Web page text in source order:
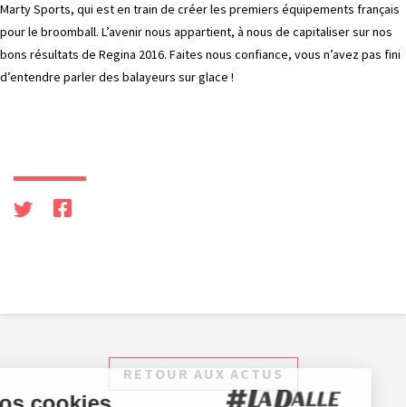
Marty Sports, qui est en train de créer les premiers équipements français
pour le broomball. L’avenir nous appartient, à nous de capitaliser sur nos
bons résultats de Regina 2016. Faites nous confiance, vous n’avez pas fini
d’entendre parler des balayeurs sur glace !
RETOUR AUX ACTUS